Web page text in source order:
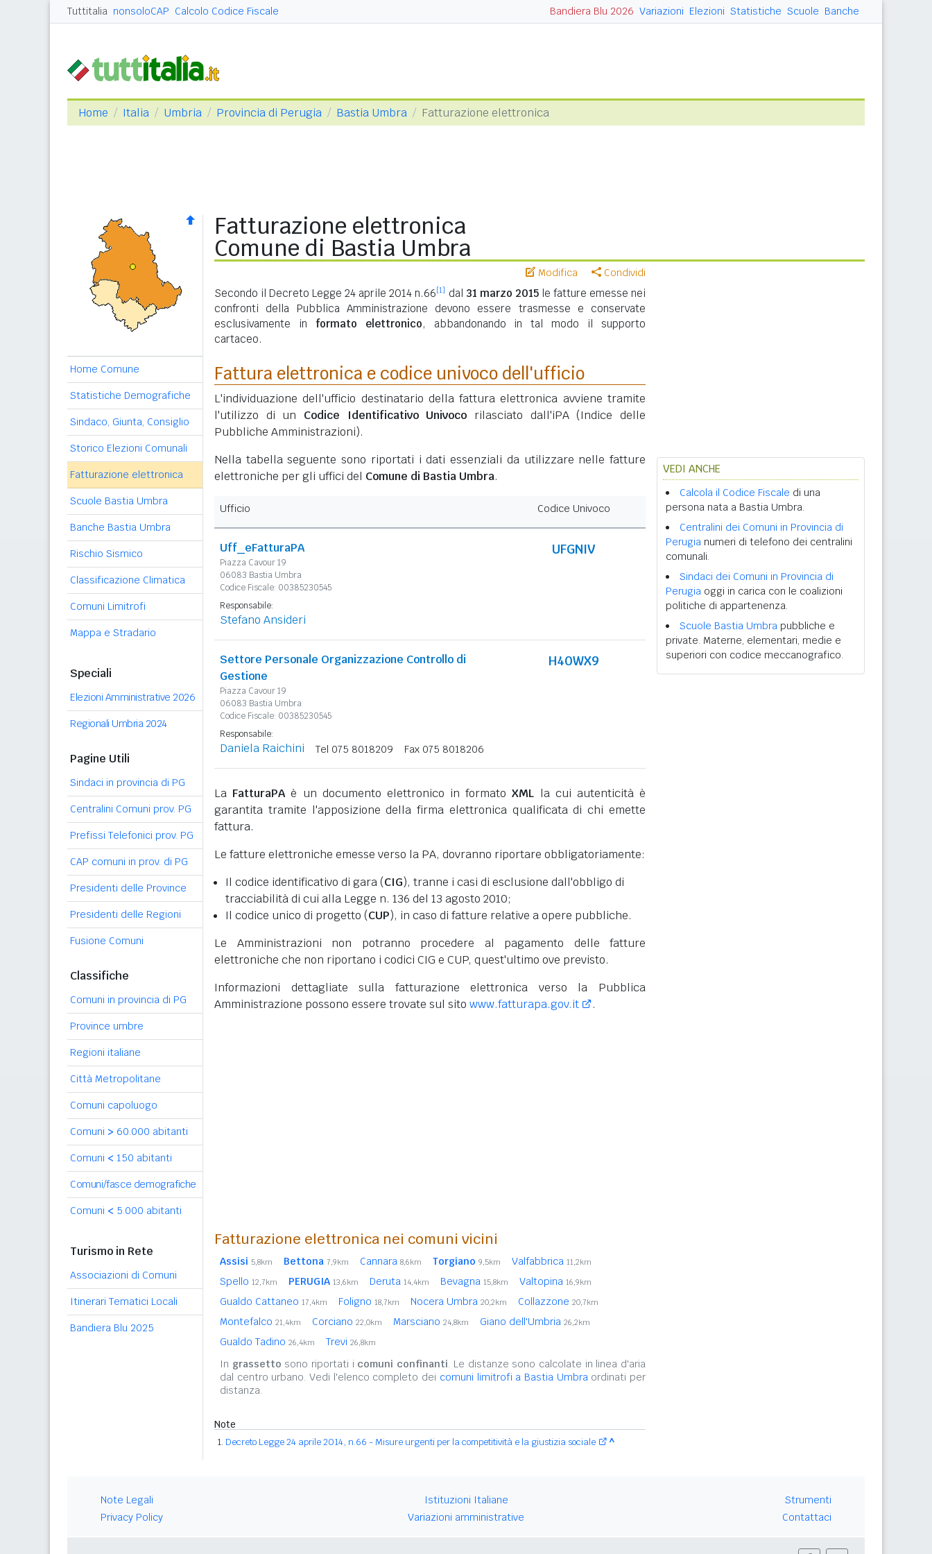
Tuttitalia nonsoloCAP Calcolo Codice Fiscale Bandiera Blu 2026 Variazioni Elezioni Statistiche Scuole Banche
Home Italia Umbria Provincia di Perugia Bastia Umbra Fatturazione elettronica
Home Comune
Statistiche Demografiche
Sindaco, Giunta, Consiglio
Storico Elezioni Comunali
Fatturazione elettronica
Scuole Bastia Umbra
Banche Bastia Umbra
Rischio Sismico
Classificazione Climatica
Comuni Limitrofi
Mappa e Stradario
Speciali
Elezioni Amministrative 2026
Regionali Umbria 2024
Pagine Utili
Sindaci in provincia di PG
Centralini Comuni prov. PG
Prefissi Telefonici prov. PG
CAP comuni in prov. di PG
Presidenti delle Province
Presidenti delle Regioni
Fusione Comuni
Classifiche
Comuni in provincia di PG
Province umbre
Regioni italiane
Città Metropolitane
Comuni capoluogo
Comuni > 60.000 abitanti
Comuni < 150 abitanti
Comuni/fasce demografiche
Comuni < 5.000 abitanti
Turismo in Rete
Associazioni di Comuni
Itinerari Tematici Locali
Bandiera Blu 2025
Fatturazione elettronica
Comune di Bastia Umbra
Modifica Condividi
Secondo il Decreto Legge 24 aprile 2014 n.66[1] dal 31 marzo 2015le fatture emesse nei
confronti della Pubblica Amministrazione devono essere trasmesse e conservate
esclusivamente in formato elettronico, abbandonando in tal modo il supporto
cartaceo.
Fattura elettronica e codice univoco dell'ufficio
L'individuazione dell'ufficio destinatario della fattura elettronica avviene tramite
l'utilizzo di un Codice Identificativo Univoco rilasciato dall'iPA (Indice delle
Pubbliche Amministrazioni).
Nella tabella seguente sono riportati i dati essenziali da utilizzare nelle fatture
elettroniche per gli uffici del Comune di Bastia Umbra.
Ufficio Codice Univoco
Uff_eFatturaPA
Piazza Cavour 19
06083 Bastia Umbra
Codice Fiscale: 00385230545
UFGNIV
Responsabile:
Stefano Ansideri
Settore Personale Organizzazione Controllo di
Gestione
Piazza Cavour 19
06083 Bastia Umbra
Codice Fiscale: 00385230545
H40WX9
Responsabile:
Daniela Raichini Tel 075 8018209 Fax 075 8018206
La FatturaPA è un documento elettronico in formatoXML la cui autenticità è
garantita tramite l'apposizione della firma elettronica qualificata di chi emette
fattura.
Le fatture elettroniche emesse verso la PA, dovranno riportare obbligatoriamente:
Il codice identificativo di gara (CIG), tranne i casi di esclusione dall'obbligo di
tracciabilità di cui alla Legge n. 136 del 13 agosto 2010;
Il codice unico di progetto (CUP), in caso di fatture relative a opere pubbliche.
Le Amministrazioni non potranno procedere al pagamento delle fatture
elettroniche che non riportano i codici CIG e CUP, quest'ultimo ove previsto.
Informazioni dettagliate sulla fatturazione elettronica verso la Pubblica
Amministrazione possono essere trovate sul sito www.fatturapa.gov.it .
Fatturazione elettronica nei comuni vicini
Assisi 5,8km Bettona 7,9km Cannara 8,6km Torgiano 9,5km Valfabbrica 11,2km
Spello 12,7km PERUGIA 13,6km Deruta 14,4km Bevagna 15,8km Valtopina 16,9km
Gualdo Cattaneo 17,4km Foligno 18,7km Nocera Umbra 20,2km Collazzone 20,7km
Montefalco 21,4km Corciano 22,0km Marsciano 24,8km Giano dell'Umbria 26,2km
Gualdo Tadino 26,4km Trevi 26,8km
In grassetto sono riportati i comuni confinanti. Le distanze sono calcolate in linea d'aria
dal centro urbano. Vedi l'elenco completo dei comuni limitrofi a Bastia Umbraordinati per
distanza.
Note
Decreto Legge 24 aprile 2014, n.66 - Misure urgenti per la competitività e la giustizia sociale ^
VEDI ANCHE
Calcola il Codice Fiscale di una
persona nata a Bastia Umbra.
Centralini dei Comuni in Provincia di
Perugia numeri di telefono dei centralini
comunali.
Sindaci dei Comuni in Provincia di
Perugia oggi in carica con le coalizioni
politiche di appartenenza.
Scuole Bastia Umbra pubbliche e
private. Materne, elementari, medie e
superiori con codice meccanografico.
Note Legali
Privacy Policy
Istituzioni Italiane
Variazioni amministrative
Strumenti
Contattaci